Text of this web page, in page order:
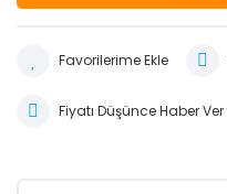
Fiyatı Düşünce Haber Ver